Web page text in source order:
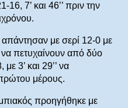
7’ και 46’’ πριν την
με σερί 12-0 με
να πετυχαίνουν από δύο
3’ και 29’’ να
μέρους.
προηγήθηκε με